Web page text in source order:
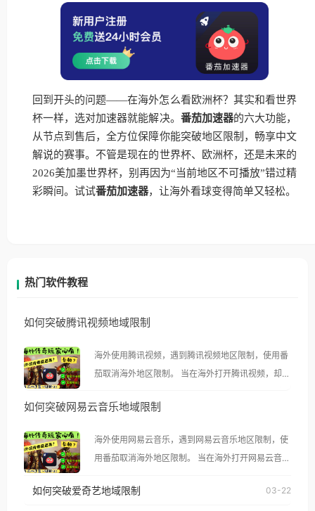
回到开头的问题——在海外怎么看欧洲杯？其实和看世界
杯一样，选对加速器就能解决。 番茄加速器的六大功能，
从节点到售后，全方位保障你能突破地区限制，畅享中文
解说的赛事。不管是现在的世界杯、欧洲杯，还是未来的
2026美加墨世界杯，别再因为“当前地区不可播放”错过精
彩瞬间。试试番茄加速器，让海外看球变得简单又轻松。
热门软件教程
如何突破腾讯视频地域限制
海外使用腾讯视频，遇到腾讯视频地区限制，使用番
茄取消海外地区限制。 当在海外打开腾讯视频，却突
示语。 海外用户如香港、澳门、台湾、美国、加拿
像其他音乐平台一样，出现地区及版权限制问题，且
仅能在中国大陆地区播放。 遇到这个问题的朋友们，
使用番茄回国加速器，即可解决「海外用户收听腾讯
如何突破网易云音乐地域限制
海外使用网易云音乐，遇到网易云音乐地区限制，使
用番茄取消海外地区限制。 当在海外打开网易云音
播放”的提示语。 海外用户如香港、澳门、台湾、美
如何突破爱奇艺地域限制 03-22